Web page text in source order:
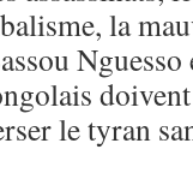
la
le tyran